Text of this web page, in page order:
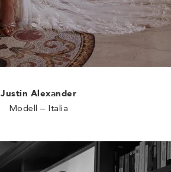
Justin Alexander
Modell – Italia